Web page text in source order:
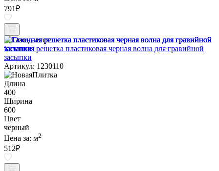
791₽
Ожидается
Газонная решетка пластиковая черная волна для гравийной
засыпки
Артикул: 1230110
Длина
400
Ширина
600
Цвет
черный
Цена за: м2
512₽